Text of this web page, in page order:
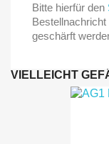
Bitte hierfür den
geschärft
VIELLEICHT